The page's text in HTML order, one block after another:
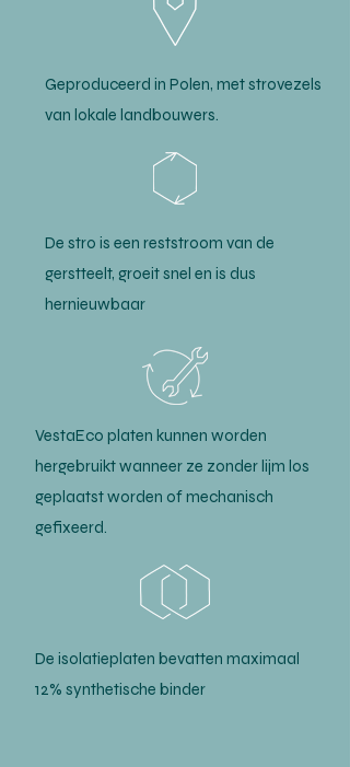
Geproduceerd in Polen, met strovezels
van lokale landbouwers.
De stro is een reststroom van de
gerstteelt, groeit snel en is dus
hernieuwbaar
VestaEco platen kunnen worden
hergebruikt wanneer ze zonder lijm los
geplaatst worden of mechanisch
gefixeerd.
De isolatieplaten bevatten maximaal
12% synthetische binder